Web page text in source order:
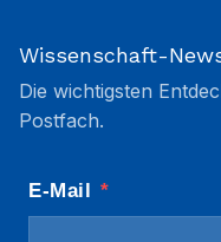
Wissenschaft-
Die wichtigsten
Postfach.